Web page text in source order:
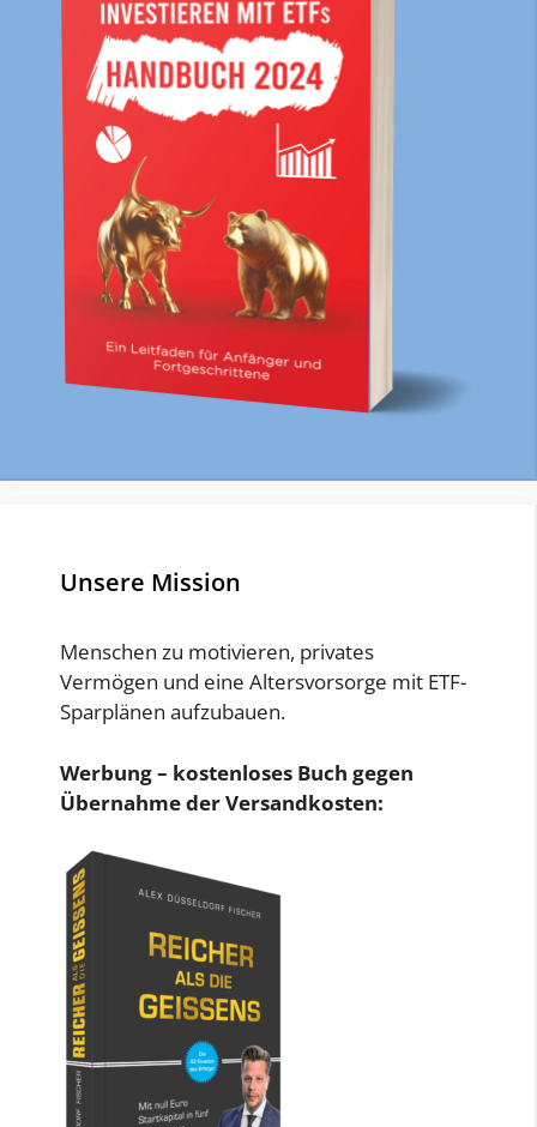
Unsere Mission
Menschen zu motivieren, privates
Vermögen und eine Altersvorsorge mit ETF-
Sparplänen aufzubauen.
Werbung – kostenloses Buch gegen
Übernahme der Versandkosten: